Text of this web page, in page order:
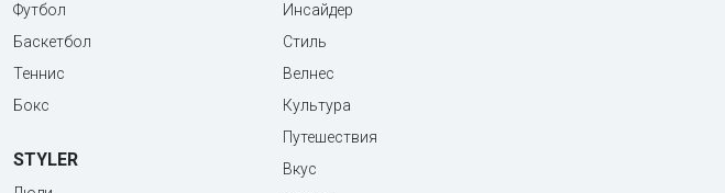
Футбол
Баскетбол
Теннис
Бокс
STYLER
Инсайдер
Стиль
Велнес
Культура
Путешествия
Вкус